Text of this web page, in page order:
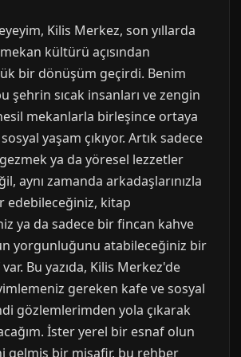
Kilis Merkez, son yıllarda
kültürü açısından
bir dönüşüm geçirdi. Benim
şehrin sıcak insanları ve zengin
mekanlarla birleşince ortaya
yaşam çıkıyor. Artık sadece
ya da yöresel lezzetler
aynı zamanda arkadaşlarınızla
edebileceğiniz, kitap
ya da sadece bir fincan kahve
yorgunluğunu atabileceğiniz bir
Bu yazıda, Kilis Merkez'de
gereken kafe ve sosyal
gözlemlerimden yola çıkarak
İster yerel bir esnaf olun
gelmiş bir misafir, bu rehber